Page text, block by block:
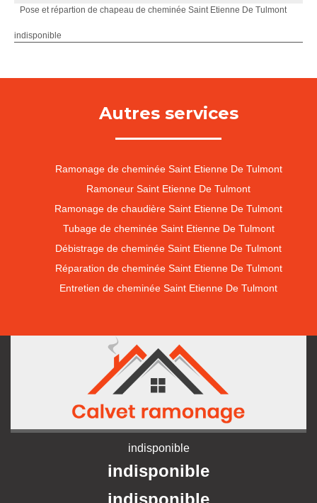
Pose et répartion de chapeau de cheminée Saint Etienne De Tulmont
indisponible
Autres services
Ramonage de cheminée Saint Etienne De Tulmont
Ramoneur Saint Etienne De Tulmont
Ramonage de chaudière Saint Etienne De Tulmont
Tubage de cheminée Saint Etienne De Tulmont
Débistrage de cheminée Saint Etienne De Tulmont
Réparation de cheminée Saint Etienne De Tulmont
Entretien de cheminée Saint Etienne De Tulmont
indisponible
indisponible
indisponible